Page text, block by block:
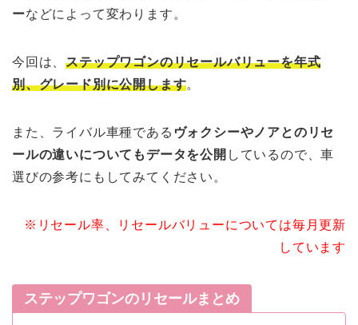
ーなどによって変わります。
今回は、ステップワゴンのリセールバリューを年式
別、グレード別に公開します。
また、ライバル車種である ヴォクシーやノアとのリセ
ールの違いについてもデータを公開 しているので、車
選びの参考にもしてみてください。
※リセール率、リセールバリューについては毎月更新
しています
ステップワゴンのリセールまとめ